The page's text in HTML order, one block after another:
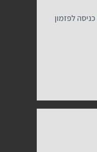
כניסה לפזמון